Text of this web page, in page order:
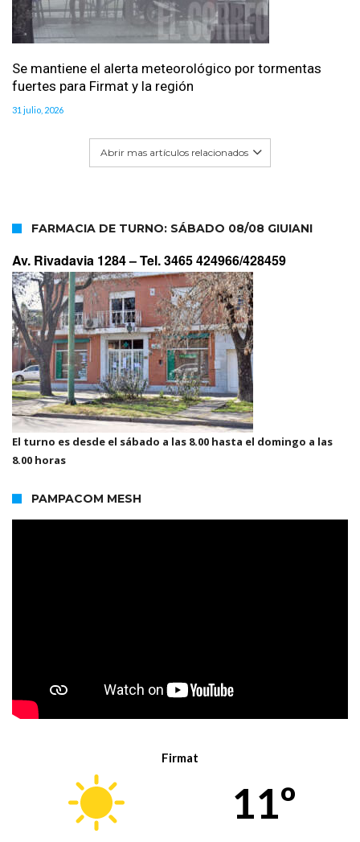
Se mantiene el alerta meteorológico por tormentas
fuertes para Firmat y la región
31 julio, 2026
Abrir mas artículos relacionados
FARMACIA DE TURNO: SÁBADO 08/08 GIUIANI
Av. Rivadavia 1284 –Tel. 3465 424966/428459
El turno es desde el sábado a las 8.00 hasta el domingo a las
8.00 horas
PAMPACOM MESH
Firmat
11º